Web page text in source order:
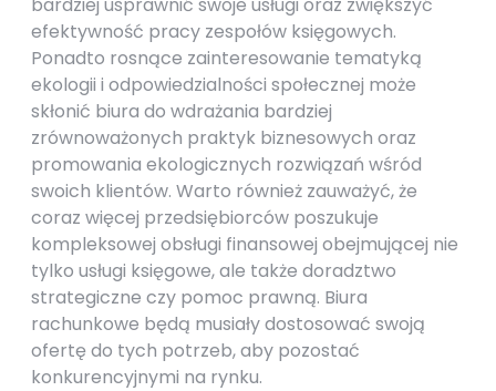
efektywność pracy zespołów księgowych.
Ponadto rosnące zainteresowanie tematyką
ekologii i odpowiedzialności społecznej może
skłonić biura do wdrażania bardziej
zrównoważonych praktyk biznesowych oraz
promowania ekologicznych rozwiązań wśród
swoich klientów. Warto również zauważyć, że
coraz więcej przedsiębiorców poszukuje
kompleksowej obsługi finansowej obejmującej nie
tylko usługi księgowe, ale także doradztwo
strategiczne czy pomoc prawną. Biura
rachunkowe będą musiały dostosować swoją
ofertę do tych potrzeb, aby pozostać
konkurencyjnymi na rynku.